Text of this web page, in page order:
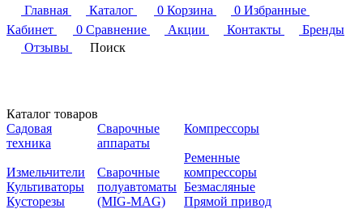
Главная
Каталог 0 Корзина 0 Избранные
Кабинет
0 Сравнение Акции Контакты
Бренды
Отзывы
Поиск
Каталог товаров
Садовая
техника
Измельчители
Культиваторы
Кусторезы
Сварочные
аппараты
Сварочные
полуавтоматы
(MIG-MAG)
Компрессоры
Ременные
компрессоры
Безмасляные
Прямой привод